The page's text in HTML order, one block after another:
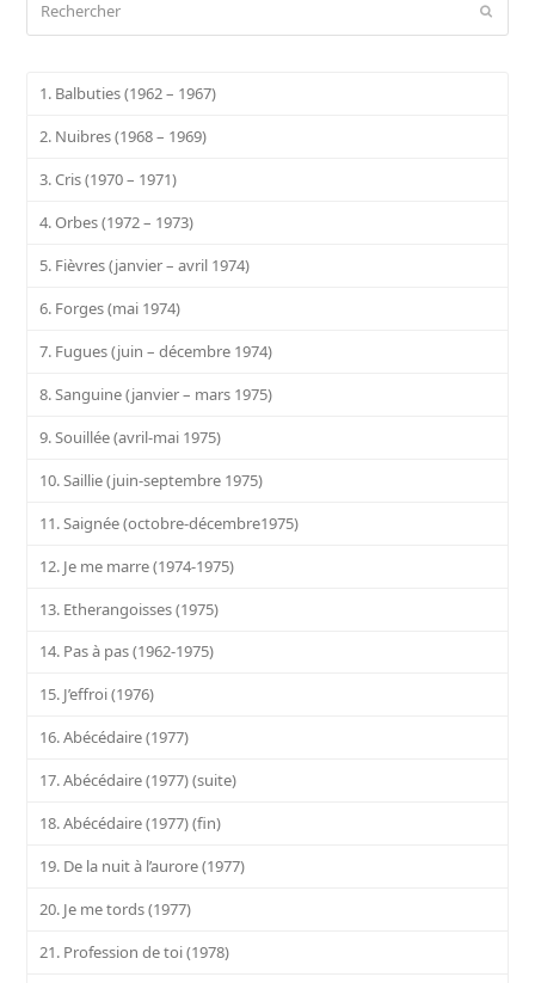
1. Balbuties (1962 – 1967)
2. Nuibres (1968 – 1969)
3. Cris (1970 – 1971)
4. Orbes (1972 – 1973)
5. Fièvres (janvier – avril 1974)
6. Forges (mai 1974)
7. Fugues (juin – décembre 1974)
8. Sanguine (janvier – mars 1975)
9. Souillée (avril-mai 1975)
10. Saillie (juin-septembre 1975)
11. Saignée (octobre-décembre1975)
12. Je me marre (1974-1975)
13. Etherangoisses (1975)
14. Pas à pas (1962-1975)
15. J’effroi (1976)
16. Abécédaire (1977)
17. Abécédaire (1977) (suite)
18. Abécédaire (1977) (fin)
19. De la nuit à l’aurore (1977)
20. Je me tords (1977)
21. Profession de toi (1978)